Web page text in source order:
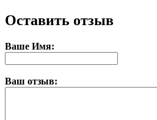
Оставить отзыв
Ваше Имя:
Ваш отзыв: